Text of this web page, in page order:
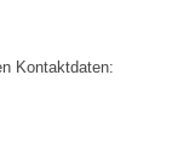
Kontaktdaten: